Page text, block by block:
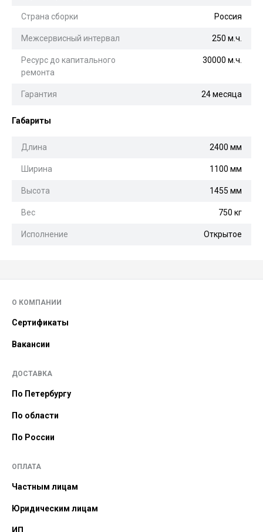
Страна сборки Россия
Межсервисный интервал 250 м.ч.
Ресурс до капитального
ремонта
30000 м.ч.
Гарантия 24 месяца
Габариты
Длина 2400 мм
Ширина 1100 мм
Высота 1455 мм
Вес 750 кг
Исполнение Открытое
О КОМПАНИИ
Сертификаты
Вакансии
ДОСТАВКА
По Петербургу
По области
По России
ОПЛАТА
Частным лицам
Юридическим лицам